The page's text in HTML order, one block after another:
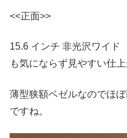
<<正面>>
15.6 インチ 非光沢ワイド
も気にならず見やすい仕
薄型狭額ベゼルなのでほ
ですね。